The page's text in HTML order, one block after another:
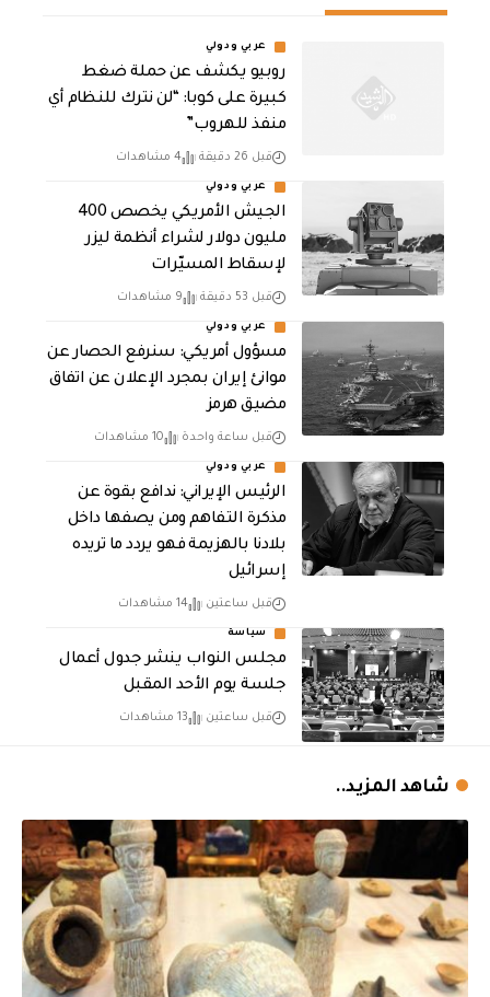
عربي ودولي
روبيو يكشف عن حملة ضغط
كبيرة على كوبا: “لن نترك للنظام أي
منفذ للهروب”
قبل 26 دقيقة 4 مشاهدات
عربي ودولي
الجيش الأمريكي يخصص 400
مليون دولار لشراء أنظمة ليزر
لإسقاط المسيّرات
قبل 53 دقيقة 9 مشاهدات
عربي ودولي
مسؤول أمريكي: سنرفع الحصار عن
موانئ إيران بمجرد الإعلان عن اتفاق
مضيق هرمز
قبل ساعة واحدة 10 مشاهدات
عربي ودولي
الرئيس الإيراني: ندافع بقوة عن
مذكرة التفاهم ومن يصفها داخل
بلادنا بالهزيمة فهو يردد ما تريده
إسرائيل
قبل ساعتين 14 مشاهدات
سياسة
مجلس النواب ينشر جدول أعمال
جلسة يوم الأحد المقبل
قبل ساعتين 13 مشاهدات
شاهد المزيد..